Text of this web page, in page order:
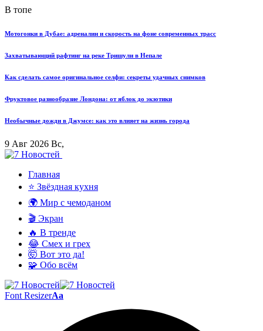
В топе
Мотогонки в Дубае: адреналин и скорость на фоне современных трасс
Захватывающий рафтинг на реке Тришули в Непале
Как сделать самое оригинальное селфи: секреты удачных снимков
Фруктовое разнообразие Лондона: от яблок до экзотики
Необычные дожди в Джумсе: как это влияет на жизнь города
9 Авг 2026 Вс,
Главная
⭐ Звёздная кухня
🌍 Мир с чемоданом
🎬 Экран
🔥 В тренде
😂 Смех и грех
🤯 Вот это да!
🧩 Обо всём
Font ResizerAa